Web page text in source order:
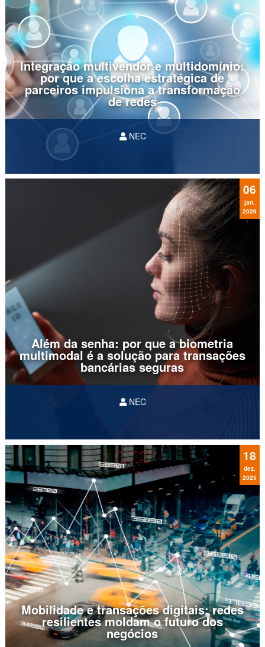
Integração multivendor e multidomínio:
por que a escolha estratégica de
parceiros impulsiona a transformação
de redes
NEC
Além da senha: por que a biometria
multimodal é a solução para transações
bancárias seguras
06
jan.
2026
imediato, sempre
disponível e, acima de tudo,...
NEC
Mobilidade e transações digitais: redes
resilientes moldam o futuro dos
negócios
18
dez.
2025